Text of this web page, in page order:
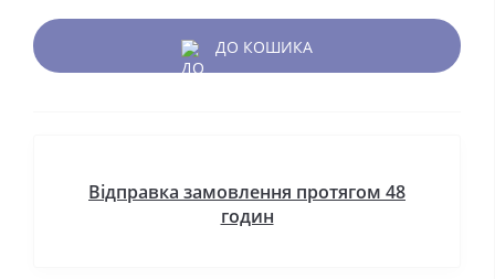
ДО КОШИКА
Відправка замовлення протягом 48
годин